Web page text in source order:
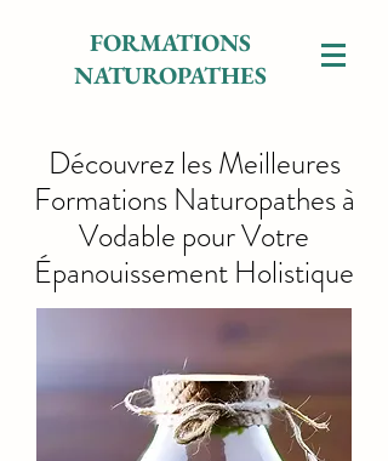
FORMATIONS
NATUROPATHES
Découvrez les Meilleures
Formations Naturopathes à
Vodable pour Votre
Épanouissement Holistique